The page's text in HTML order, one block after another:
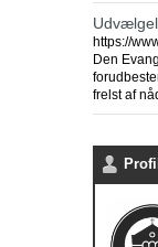
https://
Den
frelst af
Profil